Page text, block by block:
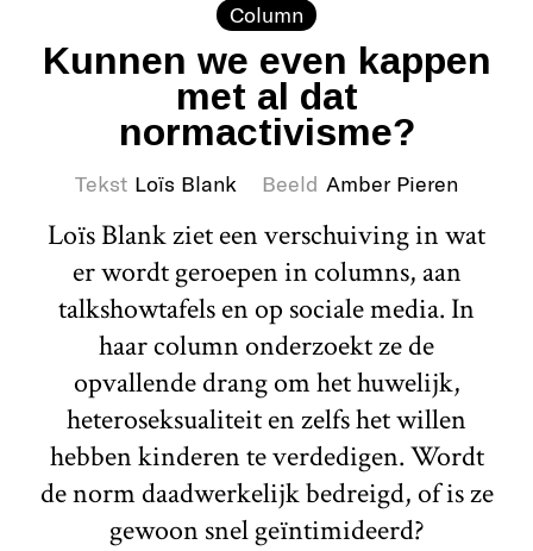
Column
Kunnen we even kappen
met al dat
normactivisme?
Tekst Loïs Blank Beeld Amber Pieren
Loïs Blank ziet een verschuiving in wat
er wordt geroepen in columns, aan
talkshowtafels en op sociale media. In
haar column onderzoekt ze de
opvallende drang om het huwelijk,
heteroseksualiteit en zelfs het willen
hebben kinderen te verdedigen. Wordt
de norm daadwerkelijk bedreigd, of is ze
gewoon snel geïntimideerd?